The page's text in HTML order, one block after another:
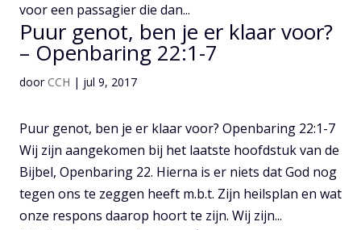
voor een passagier die dan...
Puur genot, ben je er klaar voor?
– Openbaring 22:1-7
door CCH | jul 9, 2017
Puur genot, ben je er klaar voor? Openbaring 22:1-7
Wij zijn aangekomen bij het laatste hoofdstuk van de
Bijbel, Openbaring 22. Hierna is er niets dat God nog
tegen ons te zeggen heeft m.b.t. Zijn heilsplan en wat
onze respons daarop hoort te zijn. Wij zijn...